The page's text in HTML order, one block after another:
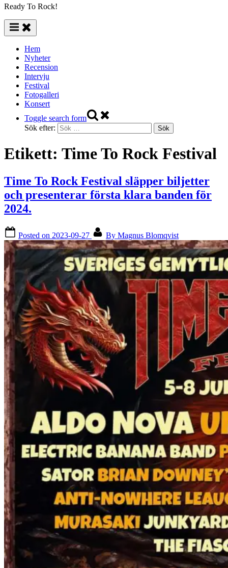
Ready To Rock!
Hem
Nyheter
Recension
Intervju
Festival
Fotogalleri
Konsert
Toggle search form
Sök efter:
Etikett: Time To Rock Festival
Time To Rock Festival släpper biljetter
och presenterar första klara banden för
2024.
Posted on 2023-09-27 By Magnus Blomqvist